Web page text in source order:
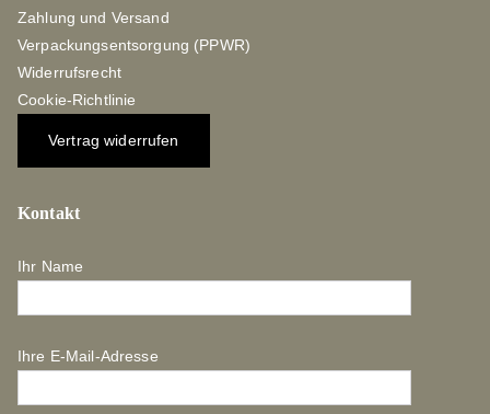
Zahlung und Versand
Verpackungsentsorgung (PPWR)
Widerrufsrecht
Cookie-Richtlinie
Vertrag widerrufen
Kontakt
Ihr Name
Ihre E-Mail-Adresse